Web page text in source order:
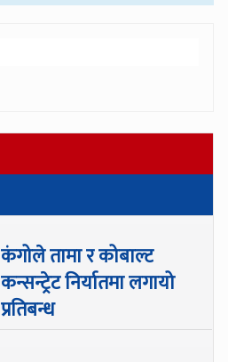
कंगोले तामा र कोबाल्ट
कन्सन्ट्रेट निर्यातमा लगायो
प्रतिबन्ध